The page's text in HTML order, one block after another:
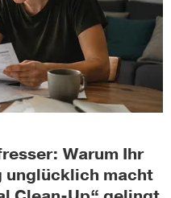
Warum Ihr
unglücklich macht